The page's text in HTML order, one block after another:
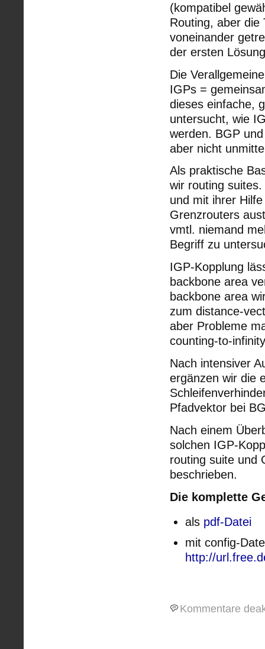
(kompatibel
Routing, aber die
voneinander
der ersten
Die
IGPs =
dieses einfache,
untersucht, wie
werden. BGP
aber nicht
Als praktische
wir routing
und mit ihrer
Grenzrouters
vmtl. niemand
Begriff zu
IGP-Kopplung
backbone area
backbone area
zum distance-
aber Probleme
counting-to-
Nach intensiver
ergänzen wir die
Pfadvektor bei
Nach einem
solchen IGP-
routing suite und
beschrieben.
Die komplette
als pdf-Datei
mit config-
http://
Kommentare